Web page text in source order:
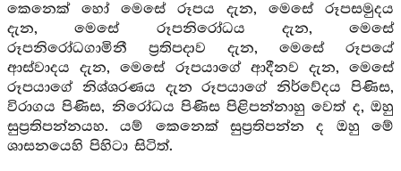
කෙනෙක් හෝ මෙසේ රූපය දැන, මෙසේ රූපසමුදය
දැන, මෙසේ රූපනිරෝධය දැන, මෙසේ
රූපනිරෝධගාමිනී ප්‍රතිපදාව දැන, මෙසේ රූපයේ
ආස්වාදය දැන, මෙසේ රූපයාගේ ආදීනව දැන, මෙසේ
රූපයාගේ නිශ්ශරණය දැන රූපයාගේ නිර්වේදය පිණිස,
විරාගය පිණිස, නිරෝධය පිණිස පිළිපන්නාහු වෙත් ද, ඔහු
සුප්‍රතිපන්නයහ. යම් කෙනෙක් සුප්‍රතිපන්න ද ඔහු මේ
ශාසනයෙහි පිහිටා සිටිත්.